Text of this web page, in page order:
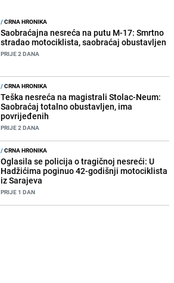
/CRNA HRONIKA
Saobraćajna nesreća na putu M-17: Smrtno
stradao motociklista, saobraćaj obustavljen
PRIJE 2 DANA
/CRNA HRONIKA
Teška nesreća na magistrali Stolac-Neum:
Saobraćaj totalno obustavljen, ima
povrijeđenih
PRIJE 2 DANA
/CRNA HRONIKA
Oglasila se policija o tragičnoj nesreći: U
Hadžićima poginuo 42-godišnji motociklista
iz Sarajeva
PRIJE 1 DAN